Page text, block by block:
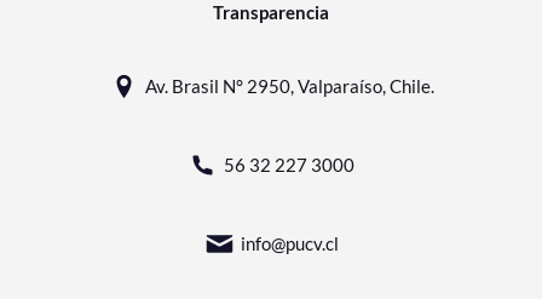
Transparencia
Av. Brasil N° 2950, Valparaíso, Chile.
56 32 227 3000
info@pucv.cl